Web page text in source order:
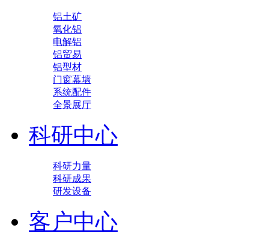
铝土矿
氧化铝
电解铝
铝贸易
铝型材
门窗幕墙
系统配件
全景展厅
科研中心
科研力量
科研成果
研发设备
客户中心